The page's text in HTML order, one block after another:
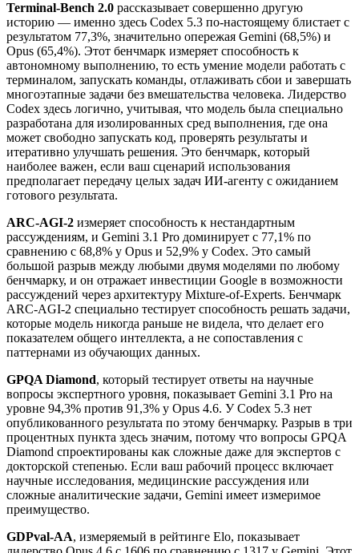
Terminal-Bench 2.0 рассказывает совершенно другую
историю — именно здесь Codex 5.3 по-настоящему блистает с
результатом 77,3%, значительно опережая Gemini (68,5%) и
Opus (65,4%). Этот бенчмарк измеряет способность к
автономному выполнению, то есть умение модели работать с
терминалом, запускать команды, отлаживать сбои и завершать
многоэтапные задачи без вмешательства человека. Лидерство
Codex здесь логично, учитывая, что модель была специально
разработана для изолированных сред выполнения, где она
может свободно запускать код, проверять результаты и
итеративно улучшать решения. Это бенчмарк, который
наиболее важен, если ваш сценарий использования
предполагает передачу целых задач ИИ-агенту с ожиданием
готового результата.
ARC-AGI-2 измеряет способность к нестандартным
рассуждениям, и Gemini 3.1 Pro доминирует с 77,1% по
сравнению с 68,8% у Opus и 52,9% у Codex. Это самый
большой разрыв между любыми двумя моделями по любому
бенчмарку, и он отражает инвестиции Google в возможности
рассуждений через архитектуру Mixture-of-Experts. Бенчмарк
ARC-AGI-2 специально тестирует способность решать задачи,
которые модель никогда раньше не видела, что делает его
показателем общего интеллекта, а не сопоставления с
паттернами из обучающих данных.
GPQA Diamond, который тестирует ответы на научные
вопросы экспертного уровня, показывает Gemini 3.1 Pro на
уровне 94,3% против 91,3% у Opus 4.6. У Codex 5.3 нет
опубликованного результата по этому бенчмарку. Разрыв в три
процентных пункта здесь значим, потому что вопросы GPQA
Diamond спроектированы как сложные даже для экспертов с
докторской степенью. Если ваш рабочий процесс включает
научные исследования, медицинские рассуждения или
сложные аналитические задачи, Gemini имеет измеримое
преимущество.
GDPval-AA, измеряемый в рейтинге Elo, показывает